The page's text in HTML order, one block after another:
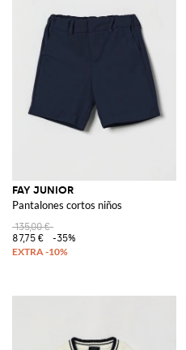
FAY JUNIOR
Pantalones cortos niños
135,00 €
87,75 €
-35%